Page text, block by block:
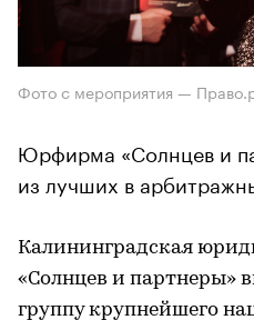
Фото с мероприятия —
Юрфирма «Солнцев и
из лучших в
Калининградская
«Солнцев и партнеры»
группу крупнейшего